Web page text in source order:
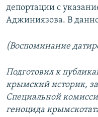
депортации с
Аджиниязова. В
(Воспоминание
Подготовил к
крымский историк,
Специальной
геноцида